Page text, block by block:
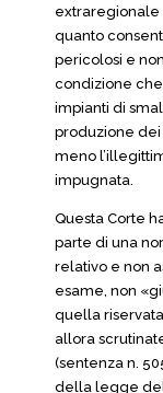
extraregionale
quanto
pericolosi e
condizione
impianti di
produzione
meno
impugnata.
Questa Corte
parte di una
relativo e non
esame, non
quella
allora
(sentenza n.
della legge